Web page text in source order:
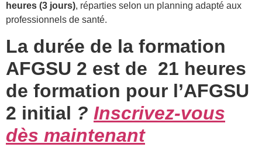
heures (3 jours), réparties selon un planning adapté aux
professionnels de santé.
La durée de la formation
AFGSU 2 est de 21 heures
de formation pour l’AFGSU
2 initial ? Inscrivez-vous
dès maintenant